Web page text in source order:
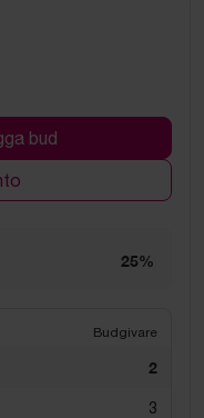
bud
25%
Budgivare
2
3